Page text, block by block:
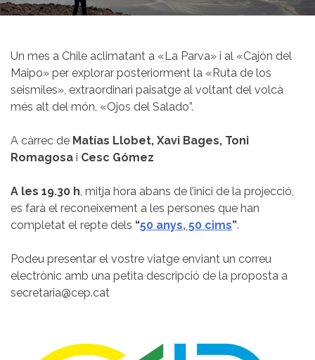
e
Un mes a Chile aclimatant a «La Parva» i al «Cajón del
Maipo» per explorar posteriorment la «Ruta de los
seismiles», extraordinari paisatge al voltant del volcà
més alt del món, «Ojos del Salado”.
A càrrec de Matías Llobet, Xavi Bages, Toni
Romagosa i Cesc Gómez
A les 19.30 h , mitja hora abans de l’inici de la projecció,
es farà el reconeixement a les persones que han
completat el repte dels “50 anys, 50 cims”.
Podeu presentar el vostre viatge enviant un correu
electrònic amb una petita descripció de la proposta a
secretaria@cep.cat